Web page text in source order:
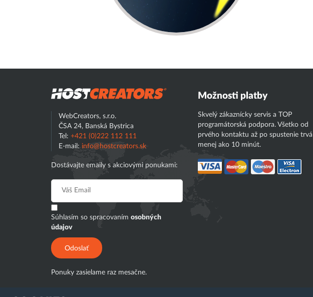
Hostcreator
WebCreators, s.r.o.
ČSA 24, Banská Bystrica
Tel: +421 (0)222 112 111
E-mail: info@hostcreators.sk
Dostávajte emaily s akciovými ponukami:
Súhlasím so spracovaním osobných
údajov
Odoslať
Ponuky zasielame raz mesačne.
Možnosti platby
Skvelý zákaznícky servis a TOP
programátorská podpora. Všetko od
prvého kontaktu až po spustenie trvá
menej ako 10 minút.